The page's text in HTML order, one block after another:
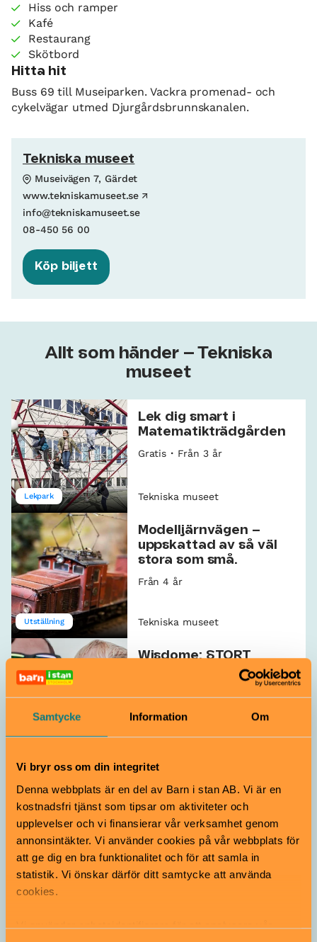
Samtycke Information Om
Vi bryr oss om din integritet
Denna webbplats är en del av Barn i stan AB. Vi är en
kostnadsfri tjänst som tipsar om aktiviteter och
upplevelser och vi finansierar vår verksamhet genom
annonsintäkter. Vi använder cookies på vår webbplats för
att ge dig en bra funktionalitet och för att samla in
statistik. Vi önskar därför ditt samtycke att använda
cookies.
Vi använder enhetsidentifierare för att analysera vår
Hiss och ramper
Kafé
Restaurang
Skötbord
Hitta hit
Buss 69 till Museiparken. Vackra promenad- och
cykelvägar utmed Djurgårdsbrunnskanalen.
Tekniska museet
Museivägen 7, Gärdet
www.tekniskamuseet.se
info@tekniskamuseet.se
08-450 56 00
Köp biljett
Allt som händer – Tekniska
museet
Lekpark
Lek dig smart i
Matematikträdgården
Gratis
Från 3 år
Tekniska museet
Utställning
Modelljärnvägen –
uppskattad av så väl
stora som små.
Från 4 år
Tekniska museet
Film
Wisdome: STORT
Tekniska museet
Drömlandet
Från 6 år
Tekniska museet
Skogen